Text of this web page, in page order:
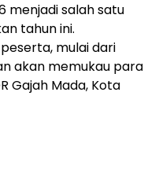
menjadi salah satu
tahun ini.
mulai dari
akan memukau para
Gajah Mada, Kota